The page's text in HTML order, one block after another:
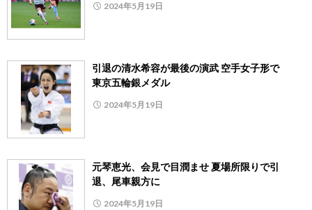
2024年5月19日
引退の清水希容が最後の演武 空手女子形で
東京五輪銀メダル
2024年5月19日
元琴恵光、会見で目潤ませ 夏場所限りで引
退、尾車親方に
2024年5月19日